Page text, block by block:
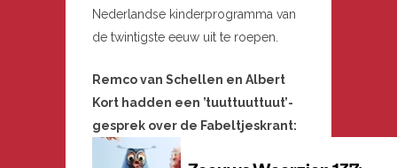
Nederlandse kinderprogramma van
de twintigste eeuw uit te roepen.
Remco van Schellen en Albert
Kort hadden een ’tuuttuuttuut’-
gesprek over de Fabeltjeskrant: